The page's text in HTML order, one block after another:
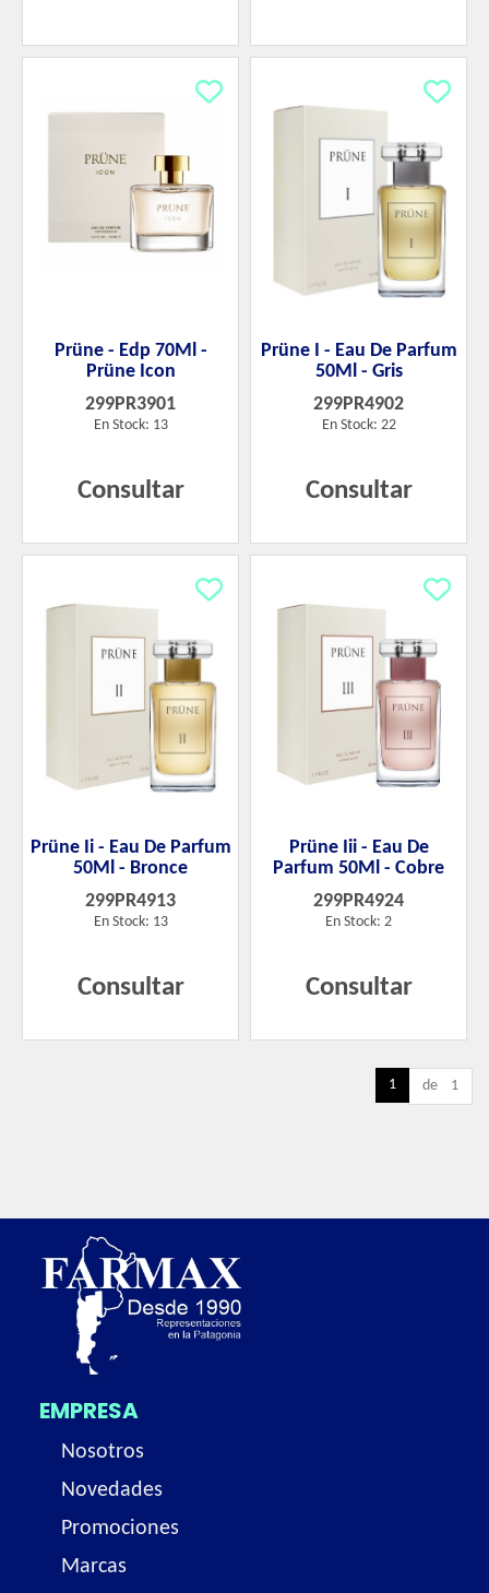
Prüne - Edp 70Ml -
Prüne Icon
299PR3901
En Stock: 13
Consultar
Prüne I - Eau De Parfum
50Ml - Gris
299PR4902
En Stock: 22
Consultar
Prüne Ii - Eau De Parfum
50Ml - Bronce
299PR4913
En Stock: 13
Consultar
Prüne Iii - Eau De
Parfum 50Ml - Cobre
299PR4924
En Stock: 2
Consultar
1 de 1
EMPRESA
Nosotros
Novedades
Promociones
Marcas